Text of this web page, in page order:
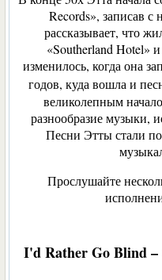
Records», записав
рассказывает, что
«Southerland Hotel»
изменилось, когда она
годов, куда вошла и
великолепным
разнообразие музыки,
Песни Этты стали
Прослушайте
I'dRatherGoBlind–